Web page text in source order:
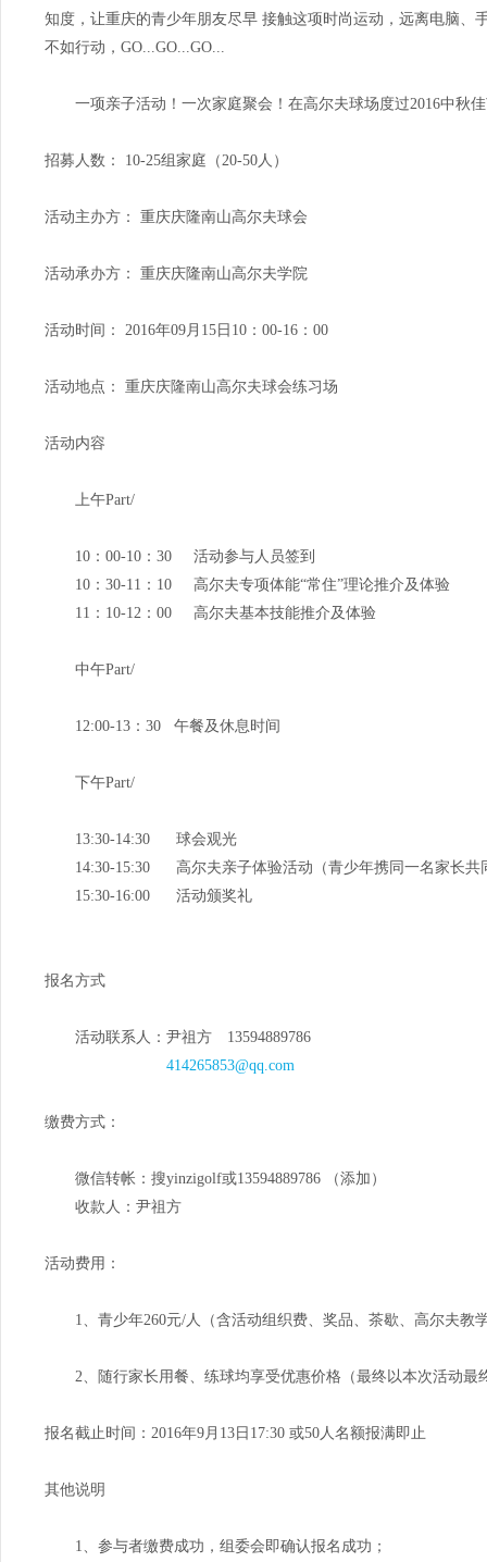
知度，让重庆的青少年朋友尽早 接触这项时尚运动，远离电脑
不如行动，GO...GO...GO...
一项亲子活动！一次家庭聚会！在高尔夫球场度过2016中秋
招募人数： 10-25组家庭（20-50人）
活动主办方： 重庆庆隆南山高尔夫球会
活动承办方： 重庆庆隆南山高尔夫学院
活动时间： 2016年09月15日10：00-16：00
活动地点： 重庆庆隆南山高尔夫球会练习场
活动内容
上午Part/
10：00-10：30 活动参与人员签到
10：30-11：10 高尔夫专项体能“常住”理论推介及体验
11：10-12：00 高尔夫基本技能推介及体验
中午Part/
12:00-13：30 午餐及休息时间
下午Part/
13:30-14:30 球会观光
14:30-15:30 高尔夫亲子体验活动（青少年携同一名家长共
15:30-16:00 活动颁奖礼
报名方式
活动联系人：尹祖方 13594889786
414265853@qq.com
缴费方式：
微信转帐：搜yinzigolf或13594889786 （添加）
收款人：尹祖方
活动费用：
1、青少年260元/人（含活动组织费、奖品、茶歇、高尔夫教
2、随行家长用餐、练球均享受优惠价格（最终以本次活动最
报名截止时间：2016年9月13日17:30 或50人名额报满即止
其他说明
1、参与者缴费成功，组委会即确认报名成功；